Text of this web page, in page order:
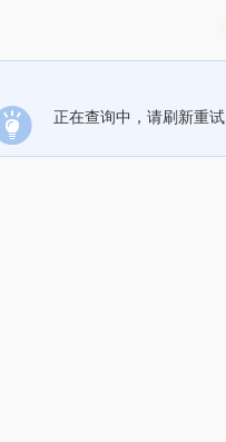
正在查询中，请刷新重试